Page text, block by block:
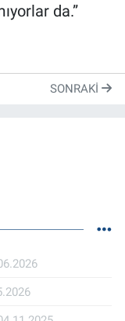
da.”
SONRAKI